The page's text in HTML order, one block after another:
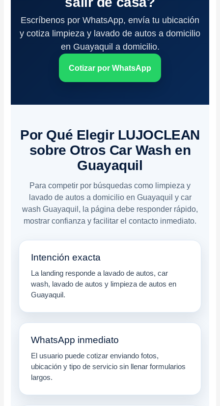
Escríbenos por WhatsApp, envía tu ubicación
y cotiza limpieza y lavado de autos a domicilio
en Guayaquil a domicilio.
Cotizar por WhatsApp
Por Qué Elegir LUJOCLEAN
sobre Otros Car Wash en
Guayaquil
Para competir por búsquedas como limpieza y
lavado de autos a domicilio en Guayaquil y car
wash Guayaquil, la página debe responder rápido,
mostrar confianza y facilitar el contacto inmediato.
Intención exacta
La landing responde a lavado de autos, car
wash, lavado de autos y limpieza de autos en
Guayaquil.
WhatsApp inmediato
El usuario puede cotizar enviando fotos,
ubicación y tipo de servicio sin llenar formularios
largos.